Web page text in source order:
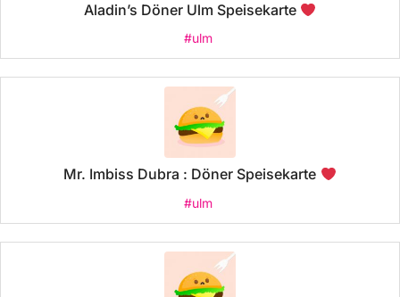
Aladin’s Döner Ulm Speisekarte
#ulm
Mr. Imbiss Dubra : Döner Speisekarte
#ulm